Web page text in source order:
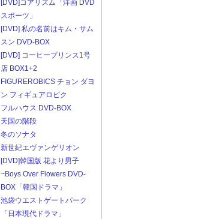
[DVD]コアリズム「洋画 DVD
スポーツ」
[DVD] 私の名前はキム・サム
スン DVD-BOX
[DVD] コーヒープリンス1号
店 BOX1+2
FIGUREROBICS チョン ダヨ
ン フィギュアロビク
フルハウス DVD-BOX
天国の階段
冬のソナタ
新世紀エヴァンゲリオン
[DVD]韓国版 花より男子
~Boys Over Flowers DVD-
BOX「韓国ドラマ」
池袋ウエストゲートパーク
「日本現代ドラマ」